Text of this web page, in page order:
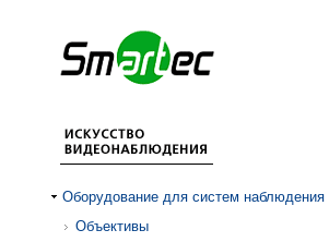
Оборудование для систем наблюдения
Объективы